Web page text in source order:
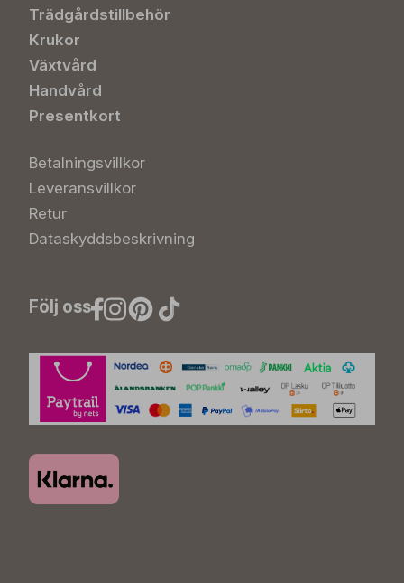
Trädgårdstillbehör
Krukor
Växtvård
Handvård
Presentkort
Betalningsvillkor
Leveransvillkor
Retur
Dataskyddsbeskrivning
Följ oss